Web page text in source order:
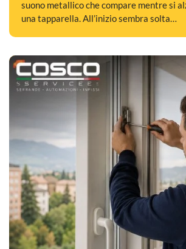
suono metallico che compare mentre si
una tapparella. All’inizio sembra solta…